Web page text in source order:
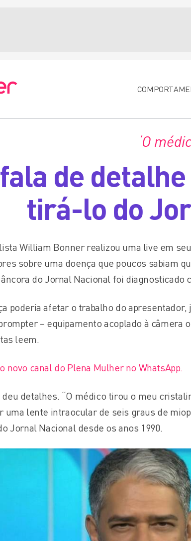
‘O
de
tirá-lo do
William Bonner realizou uma live em
sobre uma doença que poucos sabiam
do Jornal Nacional foi diagnosticado
poderia afetar o trabalho do
– equipamento acoplado à câmera
leem.
novo canal do Plena Mulher no WhatsApp.
detalhes. “O médico tirou o meu
uma lente intraocular de seis graus de
Jornal Nacional desde os anos 1990.